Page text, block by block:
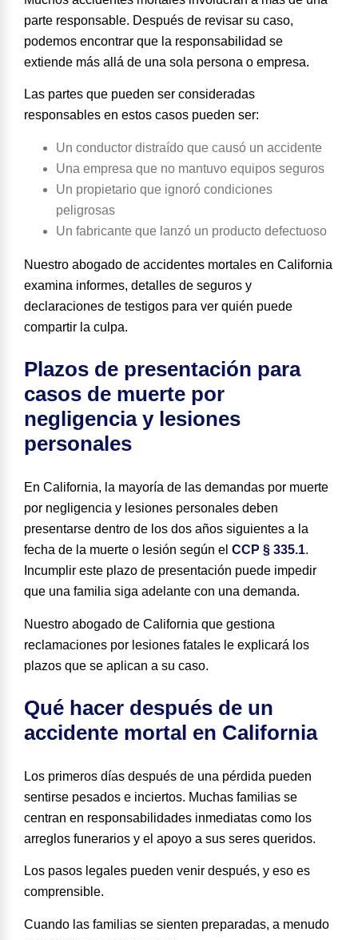
parte responsable. Después de revisar su caso,
podemos encontrar que la responsabilidad se
extiende más allá de una sola persona o empresa.
Las partes que pueden ser consideradas
responsables en estos casos pueden ser:
Un conductor distraído que causó un accidente
Una empresa que no mantuvo equipos seguros
Un propietario que ignoró condiciones
peligrosas
Un fabricante que lanzó un producto defectuoso
Nuestro abogado de accidentes mortales en California
examina informes, detalles de seguros y
declaraciones de testigos para ver quién puede
compartir la culpa.
Plazos de presentación para
casos de muerte por
negligencia y lesiones
personales
En California, la mayoría de las demandas por muerte
por negligencia y lesiones personales deben
presentarse dentro de los dos años siguientes a la
fecha de la muerte o lesión según el CCP § 335.1.
Incumplir este plazo de presentación puede impedir
que una familia siga adelante con una demanda.
Nuestro abogado de California que gestiona
reclamaciones por lesiones fatales le explicará los
plazos que se aplican a su caso.
Qué hacer después de un
accidente mortal en California
Los primeros días después de una pérdida pueden
sentirse pesados e inciertos. Muchas familias se
centran en responsabilidades inmediatas como los
arreglos funerarios y el apoyo a sus seres queridos.
Los pasos legales pueden venir después, y eso es
comprensible.
Cuando las familias se sienten preparadas, a menudo